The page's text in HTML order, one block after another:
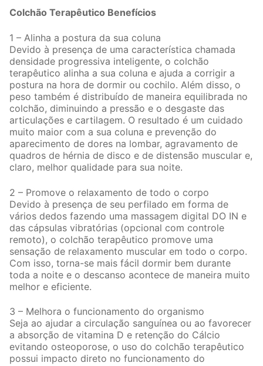
Colchão Terapêutico Benefícios
1 – Alinha a postura da sua coluna
Devido à presença de uma característica chamada
densidade progressiva inteligente, o colchão
terapêutico alinha a sua coluna e ajuda a corrigir a
postura na hora de dormir ou cochilo. Além disso, o
peso também é distribuído de maneira equilibrada no
colchão, diminuindo a pressão e o desgaste das
articulações e cartilagem. O resultado é um cuidado
muito maior com a sua coluna e prevenção do
aparecimento de dores na lombar, agravamento de
quadros de hérnia de disco e de distensão muscular e,
claro, melhor qualidade para sua noite.
2 – Promove o relaxamento de todo o corpo
Devido à presença de seu perfilado em forma de
vários dedos fazendo uma massagem digital DO IN e
das cápsulas vibratórias (opcional com controle
remoto), o colchão terapêutico promove uma
sensação de relaxamento muscular em todo o corpo.
Com isso, torna-se mais fácil dormir bem durante
toda a noite e o descanso acontece de maneira muito
melhor e eficiente.
3 – Melhora o funcionamento do organismo
Seja ao ajudar a circulação sanguínea ou ao favorecer
a absorção de vitamina D e retenção do Cálcio
evitando osteoporose, o uso do colchão terapêutico
possui impacto direto no funcionamento do